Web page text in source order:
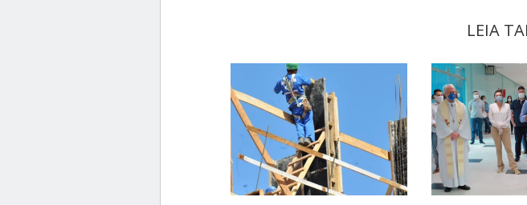
LEIA